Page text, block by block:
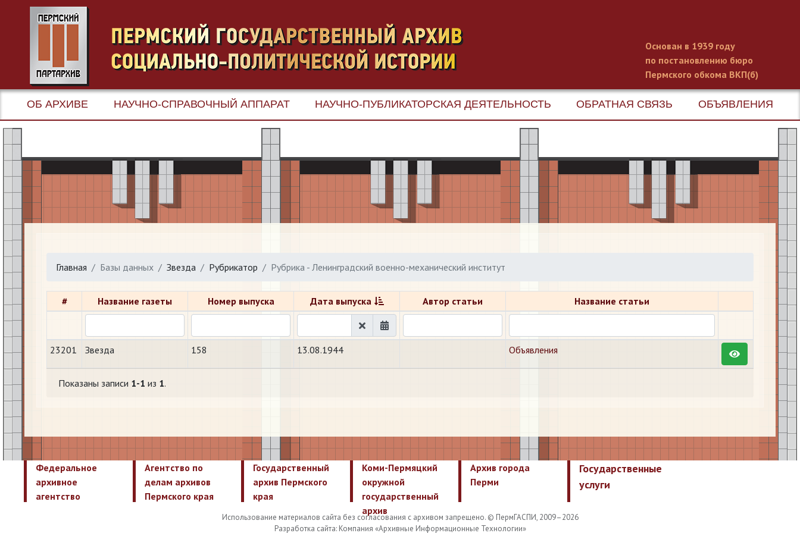
Основан в 1939 году
по постановлению бюро
Пермского обкома ВКП(б)
ОБ АРХИВЕ НАУЧНО-СПРАВОЧНЫЙ АППАРАТ НАУЧНО-ПУБЛИКАТОРСКАЯ ДЕЯТЕЛЬНОСТЬ ОБРАТНАЯ СВЯЗЬ ОБЪЯВЛЕНИЯ
Главная Базы данных Звезда Рубрикатор Рубрика - Ленинградский военно-механический институт
# Название газеты Номер выпуска Дата выпуска Автор статьи Название статьи
23201 Звезда 158 13.08.1944 Объявления
Показаны записи 1-1 из 1.
Федеральное
архивное
агентство
Агентство по
делам архивов
Пермского края
Государственный
архив Пермского
края
Коми-Пермяцкий
окружной
государственный
архив
Архив города
Перми
Государственные
услуги
Использование материалов сайта без согласования с архивом запрещено. © ПермГАСПИ, 2009–2026
Разработка сайта: Компания «Архивные Информационные Технологии»